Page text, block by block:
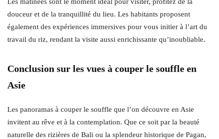
douceur et de la tranquillité du lieu. Les habitants proposent
également des expériences immersives pour vous initier à l’art du
travail du riz, rendant la visite aussi enrichissante qu’inoubliable.
Conclusion sur les vues à couper le souffle en
Asie
Les panoramas à couper le souffle que l’on découvre en Asie
invitent au rêve et à la contemplation. Que ce soit par la beauté
naturelle des rizières de Bali ou la splendeur historique de Pagan,